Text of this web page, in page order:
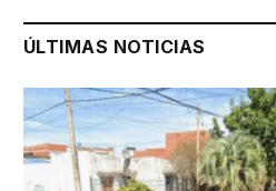
ÚLTIMAS NOTICIAS